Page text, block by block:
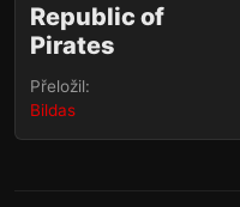
Republic of
Pirates
Přeložil:
Bildas